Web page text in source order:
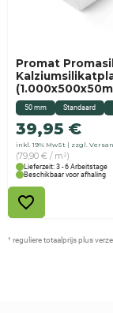
50 mm Standaard
Promat
39,95 €
inkl. 19% MwSt zzgl.
(79,90 € / m²)
Lieferzeit: 3 - 6 Arbeitstage
Beschikbaar voor afhaling
¹ reguliere totaalprijs plus